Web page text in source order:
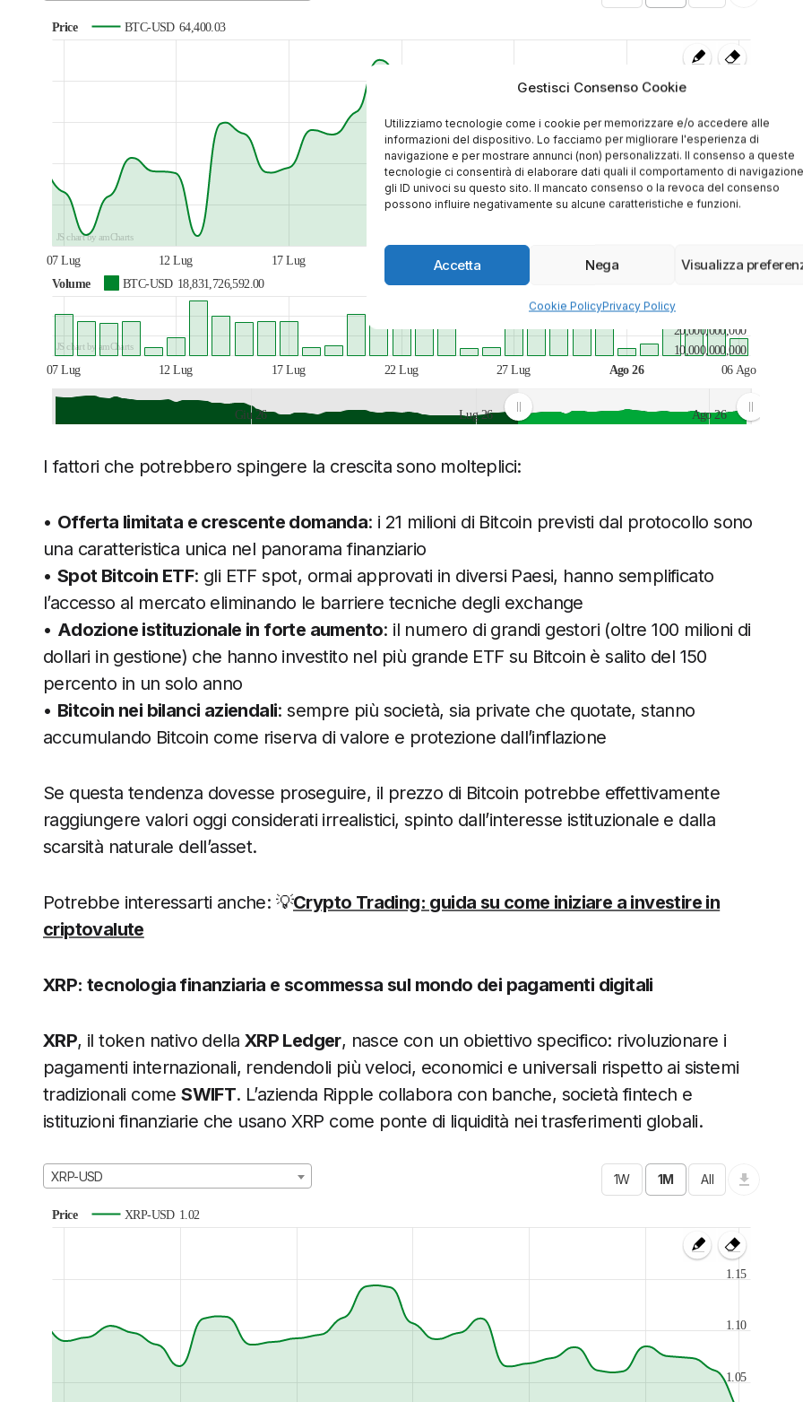
Gestisci Consenso Cookie
Utilizziamo tecnologie come i cookie per memorizzare e/o accedere alle
informazioni del dispositivo. Lo facciamo per migliorare l'esperienza di
navigazione e per mostrare annunci (non) personalizzati. Il consenso a queste
tecnologie ci consentirà di elaborare dati quali il comportamento di
gli ID univoci su questo sito. Il mancato consenso o la revoca del consenso
possono influire negativamente su alcune caratteristiche e funzioni.
Accetta Nega Visualizza
Cookie PolicyPrivacy Policy
Price BTC-USD 64,400.03
07 Lug 12 Lug 17 Lug Ago 26 06 Ago
63,000
64,000
65,000
JS chart by amCharts
Volume BTC-USD 18,831,726,592.00
07 Lug 12 Lug 17 Lug 22 Lug 27 Lug Ago 26 06 Ago
10,000,000,000
20,000,000,000
30,000,000,000
JS chart by amCharts
Giu 26 Lug 26 Ago 26
I fattori che potrebbero spingere la crescita sono molteplici:
• Offerta limitata e crescente domanda: i 21 milioni di Bitcoin previsti dal protocollo sono
una caratteristica unica nel panorama finanziario
• Spot Bitcoin ETF: gli ETF spot, ormai approvati in diversi Paesi, hanno semplificato
l’accesso al mercato eliminando le barriere tecniche degli exchange
• Adozione istituzionale in forte aumento: il numero di grandi gestori (oltre 100 milioni di
dollari in gestione) che hanno investito nel più grande ETF su Bitcoin è salito del 150
percento in un solo anno
• Bitcoin nei bilanci aziendali: sempre più società, sia private che quotate, stanno
accumulando Bitcoin come riserva di valore e protezione dall’inflazione
Se questa tendenza dovesse proseguire, il prezzo di Bitcoin potrebbe effettivamente
raggiungere valori oggi considerati irrealistici, spinto dall’interesse istituzionale e dalla
scarsità naturale dell’asset.
Potrebbe interessarti anche: 💡Crypto Trading: guida su come iniziare a investire in
criptovalute
XRP: tecnologia finanziaria e scommessa sul mondo dei pagamenti digitali
XRP, il token nativo della XRP Ledger, nasce con un obiettivo specifico: rivoluzionare i
pagamenti internazionali, rendendoli più veloci, economici e universali rispetto ai sistemi
tradizionali comeSWIFT. L’azienda Ripple collabora con banche, società fintech e
istituzioni finanziarie che usano XRP come ponte di liquidità nei trasferimenti globali.
XRP-USD
Price XRP-USD 1.02
1.05
1.10
1.15